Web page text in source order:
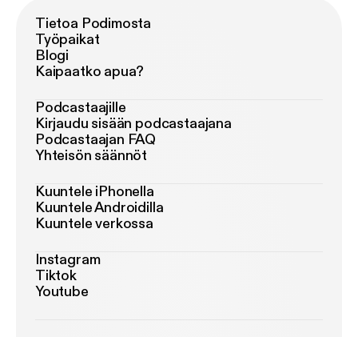
Tietoa Podimosta
Työpaikat
Blogi
Kaipaatko apua?
Podcastaajille
Kirjaudu sisään podcastaajana
Podcastaajan FAQ
Yhteisön säännöt
Kuuntele iPhonella
Kuuntele Androidilla
Kuuntele verkossa
Instagram
Tiktok
Youtube